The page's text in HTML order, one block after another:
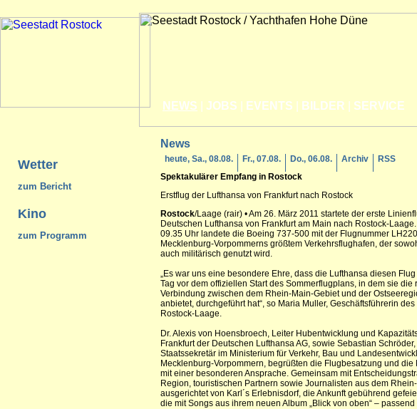
NEWS JOBS EVENTS BILDER SERVICE
Wetter
zum Bericht
Kino
zum Programm
News
heute, Sa., 08.08. Fr., 07.08. Do., 06.08. Archiv
RSS
Spektakulärer Empfang in Rostock
Erstflug der Lufthansa von Frankfurt nach Rostock
Rostock/Laage (rair) • Am 26. März 2011 startete der erste
Deutschen Lufthansa von Frankfurt am Main nach Rostock-
09.35 Uhr landete die Boeing 737-500 mit der Flugnummer
Mecklenburg-Vorpommerns größtem Verkehrsflughafen, der
auch militärisch genutzt wird.
„Es war uns eine besondere Ehre, dass die Lufthansa diesen
Tag vor dem offiziellen Start des Sommerflugplans, in dem sie die
Verbindung zwischen dem Rhein-Main-Gebiet und der
anbietet, durchgeführt hat“, so Maria Muller, Geschäftsführerin
Rostock-Laage.
Dr. Alexis von Hoensbroech, Leiter Hubentwicklung und
Frankfurt der Deutschen Lufthansa AG, sowie Sebastian Schröder,
Staatssekretär im Ministerium für Verkehr, Bau und
Mecklenburg-Vorpommern, begrüßten die Flugbesatzung und die
mit einer besonderen Ansprache. Gemeinsam mit
Region, touristischen Partnern sowie Journalisten aus dem
ausgerichtet von Karl´s Erlebnisdorf, die Ankunft gebührend
die mit Songs aus ihrem neuen Album „Blick von oben“ –